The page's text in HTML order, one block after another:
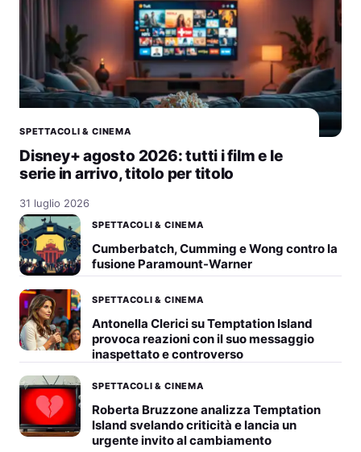
SPETTACOLI & CINEMA
Disney+ agosto 2026: tutti i film e le
serie in arrivo, titolo per titolo
31 luglio 2026
SPETTACOLI & CINEMA
Cumberbatch, Cumming e Wong contro la
fusione Paramount-Warner
SPETTACOLI & CINEMA
Antonella Clerici su Temptation Island
provoca reazioni con il suo messaggio
inaspettato e controverso
SPETTACOLI & CINEMA
Roberta Bruzzone analizza Temptation
Island svelando criticità e lancia un
urgente invito al cambiamento